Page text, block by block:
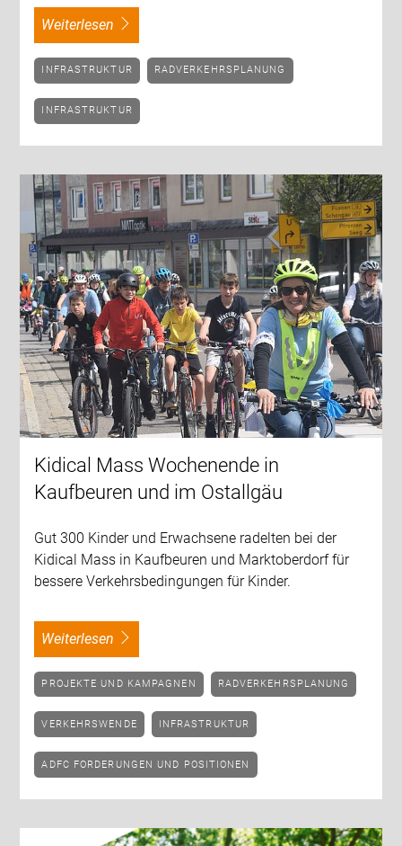
weiterlesen
INFRASTRUKTUR RADVERKEHRSPLANUNG
INFRASTRUKTUR
Kidical Mass Wochenende in
Kaufbeuren und im Ostallgäu
Gut 300 Kinder und Erwachsene radelten bei der
Kidical Mass in Kaufbeuren und Marktoberdorf für
bessere Verkehrsbedingungen für Kinder.
weiterlesen
PROJEKTE UND KAMPAGNEN RADVERKEHRSPLANUNG
VERKEHRSWENDE INFRASTRUKTUR
ADFC FORDERUNGEN UND POSITIONEN